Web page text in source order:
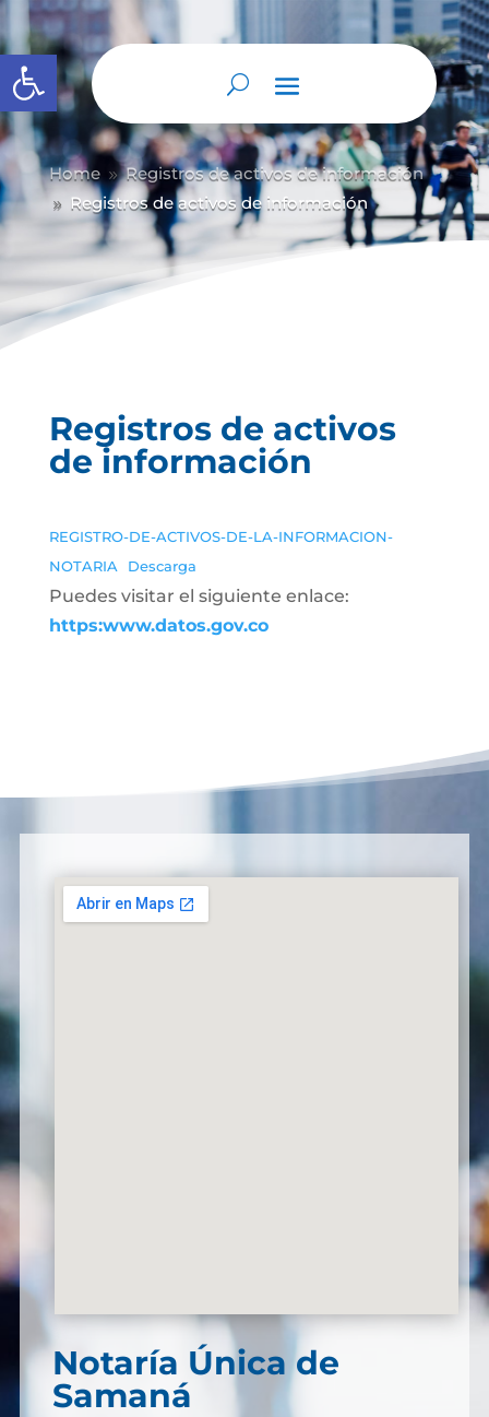
Abrir barra de herramientas
Home 9 Registros de activos de información
9 Registros de activos de información
Registros de activos
de información
REGISTRO-DE-ACTIVOS-DE-LA-INFORMACION-
NOTARIA
Descarga
Puedes visitar el siguiente enlace:
https:www.datos.gov.co
Notaría Única de
Samaná